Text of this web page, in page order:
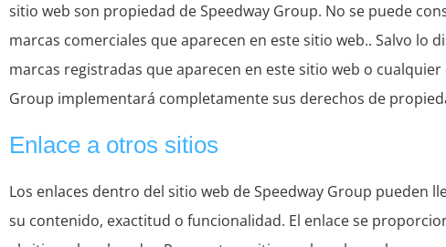
sitio web son propiedad de Speedway Group. No se puede
marcas comerciales que aparecen en este sitio web.. Salvo
marcas registradas que aparecen en este sitio web o
Group implementará completamente sus derechos de
Enlace a otros sitios
Los enlaces dentro del sitio web de Speedway Group pueden
su contenido, exactitud o funcionalidad. El enlace se